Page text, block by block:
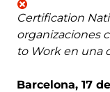
Certification
organizaciones
to Work en una
Barcelona, 17